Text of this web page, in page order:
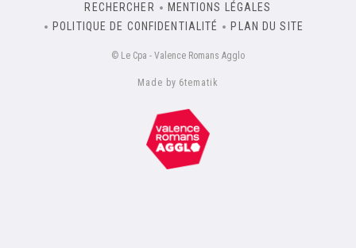
RECHERCHER
MENTIONS LÉGALES
POLITIQUE DE CONFIDENTIALITÉ
PLAN DU SITE
© Le Cpa - Valence Romans Agglo
Made by 6tematik